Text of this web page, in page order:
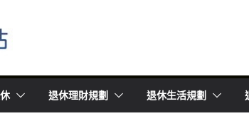
退休理財規劃 退休生活規劃